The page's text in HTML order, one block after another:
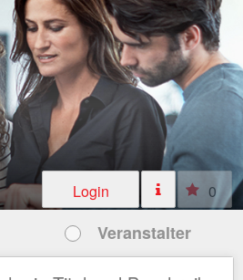
Login 0
Veranstalter